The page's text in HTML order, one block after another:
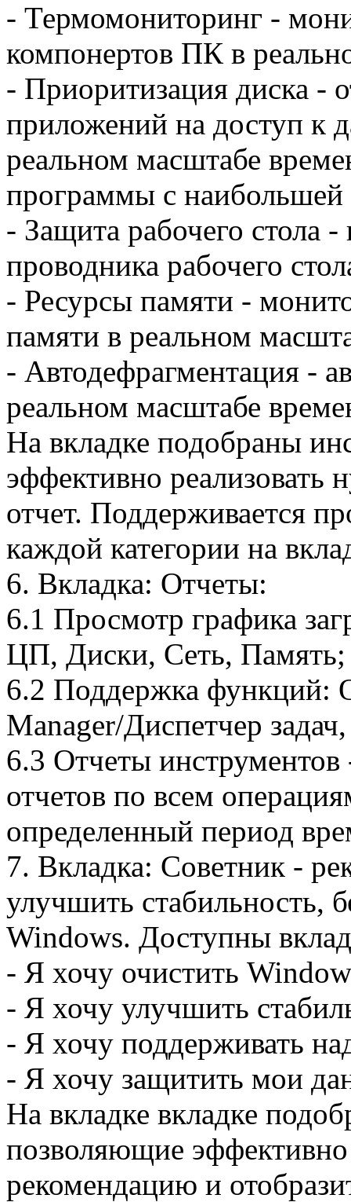
- Термомониторинг -
компонертов ПК в
- Приоритизация диска -
приложений на доступ к
реальном масштабе
программы с наибольшей
- Защита рабочего стола
проводника рабочего
- Ресурсы памяти -
памяти в реальном
- Автодефрагментация -
реальном масштабе
На вкладке подобраны
эффективно реализовать
отчет. Поддерживается
каждой категории на
6. Вкладка: Отчеты:
6.1 Просмотр графика
ЦП, Диски, Сеть, Память;
6.2 Поддержка функций:
Manager/Диспетчер
6.3 Отчеты
отчетов по всем
определенный период
7. Вкладка: Советник -
улучшить стабильность,
Windows. Доступны
- Я хочу очистить
- Я хочу улучшить
- Я хочу поддерживать
- Я хочу защитить мои
На вкладке вкладке
позволяющие
рекомендацию и